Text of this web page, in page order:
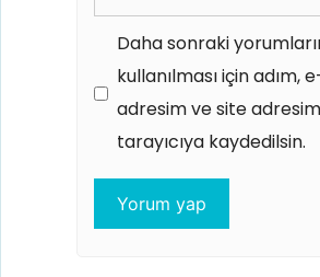
sitesi
Daha sonraki
kullanılması için adım,
adresim ve site
tarayıcıya kaydedilsin.